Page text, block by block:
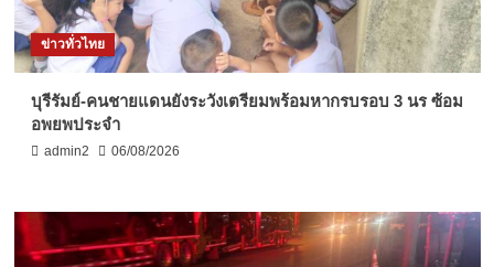
ข่าวทั่วไทย
บุรีรัมย์-คนชายแดนยังระวังเตรียมพร้อมหากรบรอบ 3 นร ซ้อม
อพยพประจำ
admin2 06/08/2026